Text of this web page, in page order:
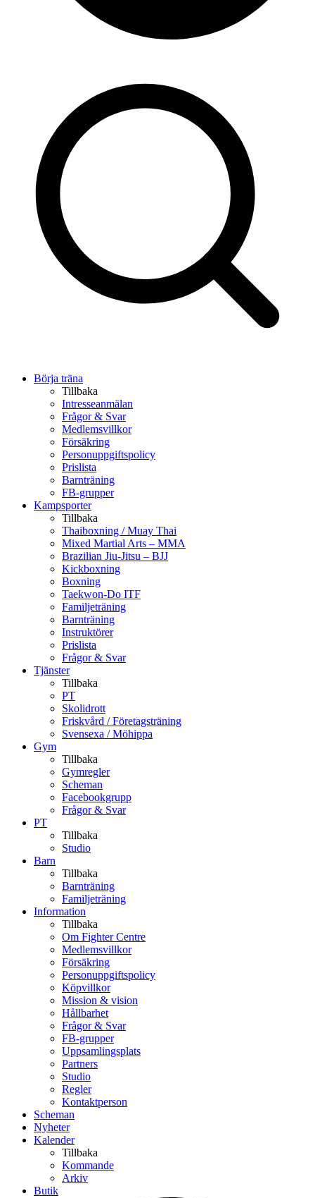
Börja träna
Tillbaka
Intresseanmälan
Frågor & Svar
Medlemsvillkor
Försäkring
Personuppgiftspolicy
Prislista
Barnträning
FB-grupper
Kampsporter
Tillbaka
Thaiboxning / Muay Thai
Mixed Martial Arts – MMA
Brazilian Jiu-Jitsu – BJJ
Kickboxning
Boxning
Taekwon-Do ITF
Familjeträning
Barnträning
Instruktörer
Prislista
Frågor & Svar
Tjänster
Tillbaka
PT
Skolidrott
Friskvård / Företagsträning
Svensexa / Möhippa
Gym
Tillbaka
Gymregler
Scheman
Facebookgrupp
Frågor & Svar
PT
Tillbaka
Studio
Barn
Tillbaka
Barnträning
Familjeträning
Information
Tillbaka
Om Fighter Centre
Medlemsvillkor
Försäkring
Personuppgiftspolicy
Köpvillkor
Mission & vision
Hållbarhet
Frågor & Svar
FB-grupper
Uppsamlingsplats
Partners
Studio
Regler
Kontaktperson
Scheman
Nyheter
Kalender
Tillbaka
Kommande
Arkiv
Butik